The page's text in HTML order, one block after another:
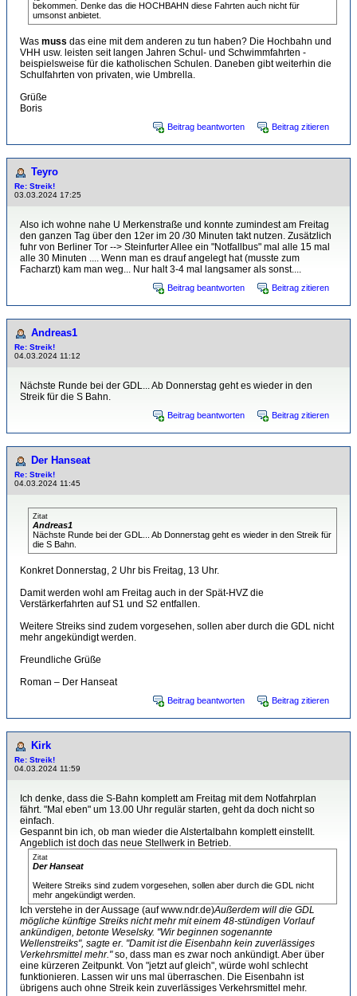
bekommen. Denke das die HOCHBAHN diese Fahrten auch nicht für
umsonst anbietet.
Was muss das eine mit dem anderen zu tun haben? Die Hochbahn und
VHH usw. leisten seit langen Jahren Schul- und Schwimmfahrten -
beispielsweise für die katholischen Schulen. Daneben gibt weiterhin die
Schulfahrten von privaten, wie Umbrella.
Grüße
Boris
Beitrag beantworten Beitrag zitieren
Teyro
Re: Streik!
03.03.2024 17:25
Also ich wohne nahe U Merkenstraße und konnte zumindest am Freitag
den ganzen Tag über den 12er im 20 /30 Minuten takt nutzen. Zusätzlich
fuhr von Berliner Tor --> Steinfurter Allee ein "Notfallbus" mal alle 15 mal
alle 30 Minuten .... Wenn man es drauf angelegt hat (musste zum
Facharzt) kam man weg... Nur halt 3-4 mal langsamer als sonst....
Beitrag beantworten Beitrag zitieren
Andreas1
Re: Streik!
04.03.2024 11:12
Nächste Runde bei der GDL... Ab Donnerstag geht es wieder in den
Streik für die S Bahn.
Beitrag beantworten Beitrag zitieren
Der Hanseat
Re: Streik!
04.03.2024 11:45
Zitat
Andreas1
Nächste Runde bei der GDL... Ab Donnerstag geht es wieder in den Streik für
die S Bahn.
Konkret Donnerstag, 2 Uhr bis Freitag, 13 Uhr.
Damit werden wohl am Freitag auch in der Spät-HVZ die
Verstärkerfahrten auf S1 und S2 entfallen.
Weitere Streiks sind zudem vorgesehen, sollen aber durch die GDL nicht
mehr angekündigt werden.
Freundliche Grüße
Roman – Der Hanseat
Beitrag beantworten Beitrag zitieren
Kirk
Re: Streik!
04.03.2024 11:59
Ich denke, dass die S-Bahn komplett am Freitag mit dem Notfahrplan
fährt. "Mal eben" um 13.00 Uhr regulär starten, geht da doch nicht so
einfach.
Gespannt bin ich, ob man wieder die Alstertalbahn komplett einstellt.
Angeblich ist doch das neue Stellwerk in Betrieb.
Zitat
Der Hanseat
Weitere Streiks sind zudem vorgesehen, sollen aber durch die GDL nicht
mehr angekündigt werden.
Ich verstehe in der Aussage (auf www.ndr.de)Außerdem will die GDL
mögliche künftige Streiks nicht mehr mit einem 48-stündigen Vorlauf
ankündigen, betonte Weselsky. "Wir beginnen sogenannte
Wellenstreiks", sagte er. "Damit ist die Eisenbahn kein zuverlässiges
Verkehrsmittel mehr."so, dass man es zwar noch ankündigt. Aber über
eine kürzeren Zeitpunkt. Von "jetzt auf gleich", würde wohl schlecht
funktionieren. Lassen wir uns mal überraschen. Die Eisenbahn ist
übrigens auch ohne Streik kein zuverlässiges Verkehrsmittel mehr.